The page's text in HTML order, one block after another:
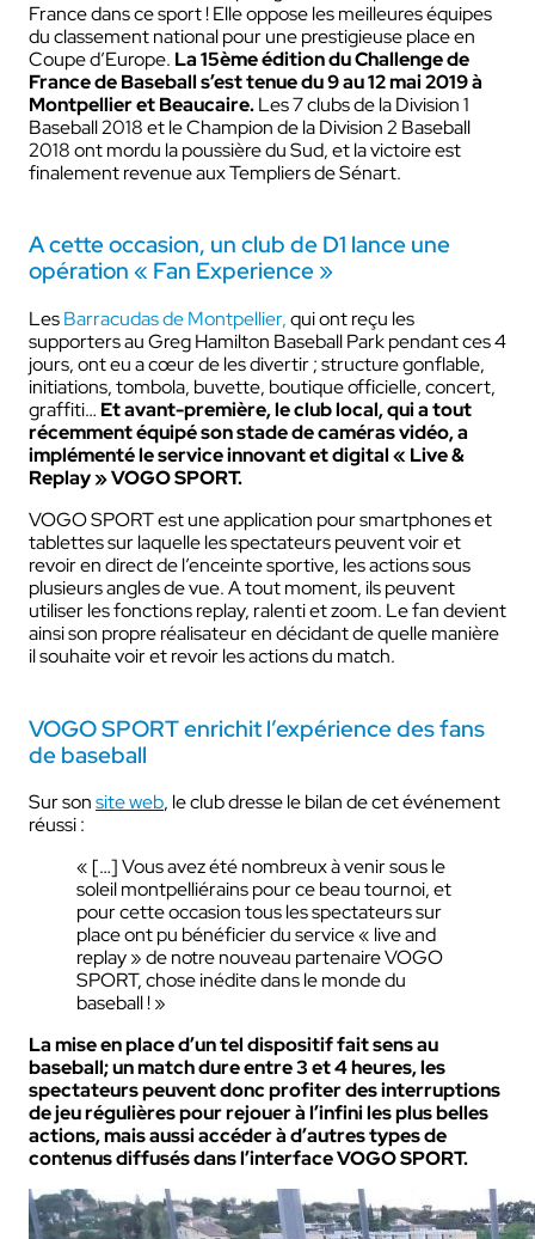
France dans ce sport ! Elle oppose les meilleures équipes
du classement national pour une prestigieuse place en
Coupe d’Europe. La 15ème édition du Challenge de
France de Baseball s’est tenue du 9 au 12 mai 2019 à
Montpellier et Beaucaire.Les 7 clubs de la Division 1
Baseball 2018 et le Champion de la Division 2 Baseball
2018 ont mordu la poussière du Sud, et la victoire est
finalement revenue aux Templiers de Sénart.
A cette occasion, un club de D1 lance une
opération « Fan Experience »
LesBarracudas de Montpellier,qui ont reçu les
supporters au Greg Hamilton Baseball Park pendant ces 4
jours, ont eu a cœur de les divertir ; structure gonflable,
initiations, tombola, buvette, boutique officielle, concert,
graffiti… Et avant-première, le club local, qui a tout
récemment équipé son stade de caméras vidéo, a
implémenté le service innovant et digital « Live &
Replay » VOGO SPORT.
VOGO SPORT est une application pour smartphones et
tablettes sur laquelle les spectateurs peuvent voir et
revoir en direct de l’enceinte sportive, les actions sous
plusieurs angles de vue. A tout moment, ils peuvent
utiliser les fonctions replay, ralenti et zoom. Le fan devient
ainsi son propre réalisateur en décidant de quelle manière
il souhaite voir et revoir les actions du match.
VOGO SPORT enrichit l’expérience des fans
de baseball
Sur sonsite web, le club dresse le bilan de cet événement
réussi :
« […] Vous avez été nombreux à venir sous le
soleil montpelliérains pour ce beau tournoi, et
pour cette occasion tous les spectateurs sur
place ont pu bénéficier du service « live and
replay » de notre nouveau partenaire VOGO
SPORT, chose inédite dans le monde du
baseball ! »
La mise en place d’un tel dispositif fait sens au
baseball; un match dure entre 3 et 4 heures, les
spectateurs peuvent donc profiter des interruptions
de jeu régulières pour rejouer à l’infini les plus belles
actions, mais aussi accéder à d’autres types de
contenus diffusés dans l’interface VOGO SPORT.